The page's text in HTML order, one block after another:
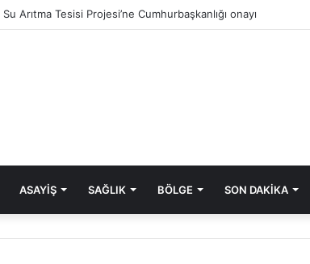
Su Arıtma Tesisi Projesi’ne Cumhurbaşkanlığı onayı
ASAYIŞ SAĞLIK BÖLGE SON DAKIKA